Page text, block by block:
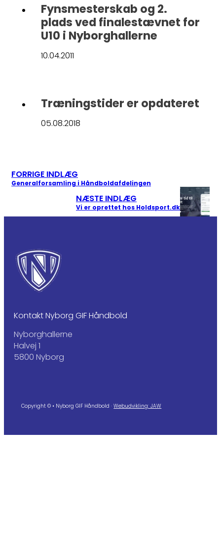
Fynsmesterskab og 2.
plads ved finalestævnet for
U10 i Nyborghallerne
10.04.2011
Træningstider er opdateret
05.08.2018
FORRIGE INDLÆG
Generalforsamling i Håndboldafdelingen
NÆSTE INDLÆG
Vi er oprettet hos Holdsport.dk
Kontakt Nyborg GIF Håndbold
Nyborghallerne
Halvej 1
5800 Nyborg
Copyright © • Nyborg GIF Håndbold ·Webudvikling: JAW